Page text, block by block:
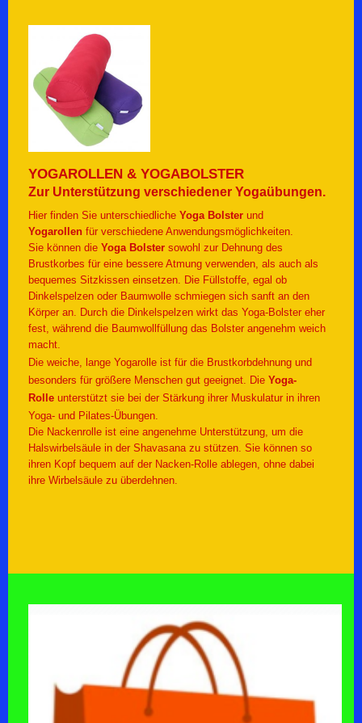
YOGAROLLEN & YOGABOLSTER
Zur Unterstützung verschiedener Yogaübungen.
Hier finden Sie unterschiedliche Yoga Bolster und
Yogarollen für verschiedene Anwendungsmöglichkeiten.
Sie können die Yoga Bolster sowohl zur Dehnung des
Brustkorbes für eine bessere Atmung verwenden, als auch als
bequemes Sitzkissen einsetzen. Die Füllstoffe, egal ob
Dinkelspelzen oder Baumwolle schmiegen sich sanft an den
Körper an. Durch die Dinkelspelzen wirkt das Yoga-Bolster eher
fest, während die Baumwollfüllung das Bolster angenehm weich
macht.
Die weiche, lange Yogarolle ist für die Brustkorbdehnung und
besonders für größere Menschen gut geeignet. Die Yoga-
Rolle unterstützt sie bei der Stärkung ihrer Muskulatur in ihren
Yoga- und Pilates-Übungen.
Die Nackenrolle ist eine angenehme Unterstützung, um die
Halswirbelsäule in der Shavasana zu stützen. Sie können so
ihren Kopf bequem auf der Nacken-Rolle ablegen, ohne dabei
ihre Wirbelsäule zu überdehnen.